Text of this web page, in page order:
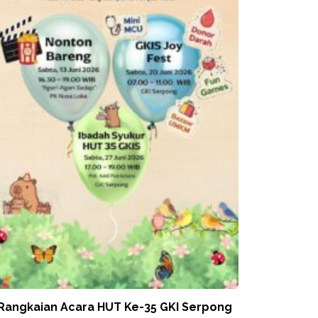
Acara HUT Ke-35 GKI Serpong